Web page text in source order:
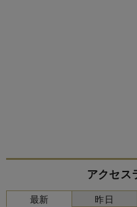
アクセス
最新 昨日